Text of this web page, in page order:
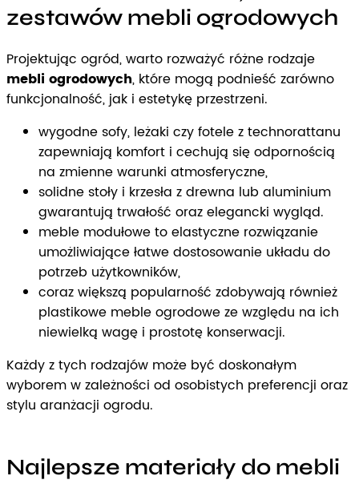
zestawów mebli ogrodowych
Projektując ogród, warto rozważyć różne rodzaje
mebli ogrodowych, które mogą podnieść zarówno
funkcjonalność, jak i estetykę przestrzeni.
wygodne sofy, leżaki czy fotele z technorattanu
zapewniają komfort i cechują się odpornością
na zmienne warunki atmosferyczne,
solidne stoły i krzesła z drewna lub aluminium
gwarantują trwałość oraz elegancki wygląd.
meble modułowe to elastyczne rozwiązanie
umożliwiające łatwe dostosowanie układu do
potrzeb użytkowników,
coraz większą popularność zdobywają również
plastikowe meble ogrodowe ze względu na ich
niewielką wagę i prostotę konserwacji.
Każdy z tych rodzajów może być doskonałym
wyborem w zależności od osobistych preferencji oraz
stylu aranżacji ogrodu.
Najlepsze materiały do mebli